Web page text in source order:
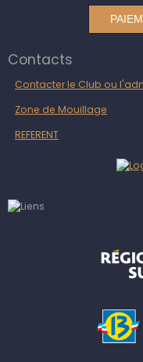
Contacts
Contacter le Club ou
Zone de Mouillage
REFERENT